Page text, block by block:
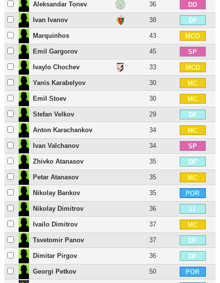
Aleksandar Tonev 36 DD
Ivan Ivanov 38 DF
Marquinhos 43 MCO
Emil Gargorov 45 SP
Ivaylo Chochev 33 MCD
Yanis Karabelyov 30 MC
Emil Stoev 30 MC
Stefan Velkov 29 DF
Anton Karachankov 34 MC
Ivan Valchanov 34 SP
Zhivko Atanasov 35 DF
Petar Atanasov 35 MC
Nikolay Bankov 35 POR
Nikolay Dimitrov 36 LI
Ivailo Dimitrov 37 MC
Tsvetomir Panov 37 DF
Dimitar Pirgov 36 DF
Georgi Petkov 50 POR